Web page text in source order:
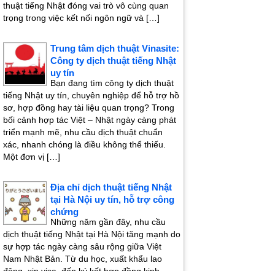
thuật tiếng Nhật đóng vai trò vô cùng quan
trọng trong việc kết nối ngôn ngữ và […]
Trung tâm dịch thuật Vinasite:
Công ty dịch thuật tiếng Nhật
uy tín
Bạn đang tìm công ty dịch thuật
tiếng Nhật uy tín, chuyên nghiệp để hỗ trợ hồ
sơ, hợp đồng hay tài liệu quan trọng? Trong
bối cảnh hợp tác Việt – Nhật ngày càng phát
triển mạnh mẽ, nhu cầu dịch thuật chuẩn
xác, nhanh chóng là điều không thể thiếu.
Một đơn vị […]
Địa chỉ dịch thuật tiếng Nhật
tại Hà Nội uy tín, hỗ trợ công
chứng
Những năm gần đây, nhu cầu
dịch thuật tiếng Nhật tại Hà Nội tăng mạnh do
sự hợp tác ngày càng sâu rộng giữa Việt
Nam Nhật Bản. Từ du học, xuất khẩu lao